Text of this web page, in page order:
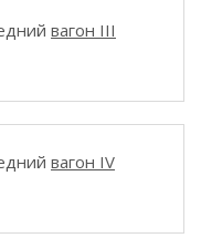
вагон III
вагон IV